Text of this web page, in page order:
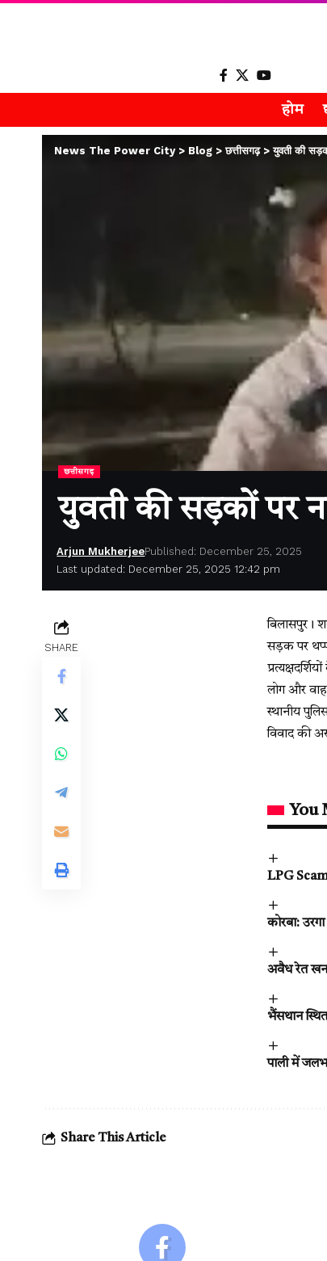
होम
News The Power City> Blog >छत्तीसगढ़>युवती की
छत्तीसगढ़
युवती की सड़कों पर
Last updated: December 25, 2025 12:42 pm
Arjun MukherjeePublished: December 25, 2025
SHARE
बिलासपुर।
सड़क पर
लोग और
स्थानीय
विवाद की
You
LPG
कोरबा:
अवैध रेत
भैंसथान
पाली में
Share This Article